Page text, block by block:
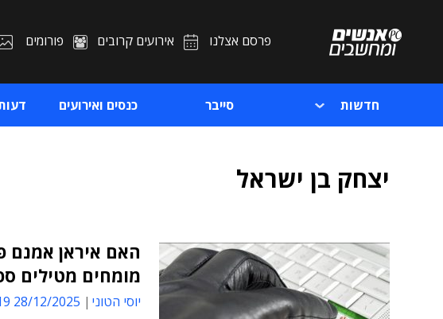
פרסם אצלנו אירועים קרובים פורומים
חדשות סייבר כנסים ואירועים
יצחק בן ישראל
האם איראן אמנם
מומחים מטילים
יוסי הטוני 28/12/2025 18:19